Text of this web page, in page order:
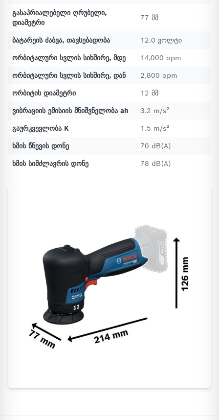
გასაპრიალებელი ღრუბელი,
დიამეტრი
77 მმ
ბატარეის ძაბვა, თავსებადობა
12.0 ვოლტი
ორბიტალური სვლის სიხშირე, მდე
14,000 opm
ორბიტალური სვლის სიხშირე, დან
2,800 opm
ორბიტის დიამეტრი
12 მმ
ვიბრაციის ემისიის მნიშვნელობა ah
3.2 m/s²
გაურკვევლობა K
1.5 m/s²
ხმის წნევის დონე
70 dB(A)
ხმის სიმძლავრის დონე
78 dB(A)